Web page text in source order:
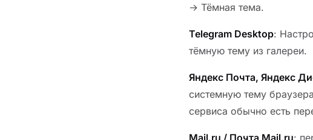
→ Тёмная тема.
Telegram Desktop:
тёмную тему из галереи.
Яндекс Почта, Яндекс
системную тему
сервиса обычно есть
Mail.ru / Почта Mail.ru: